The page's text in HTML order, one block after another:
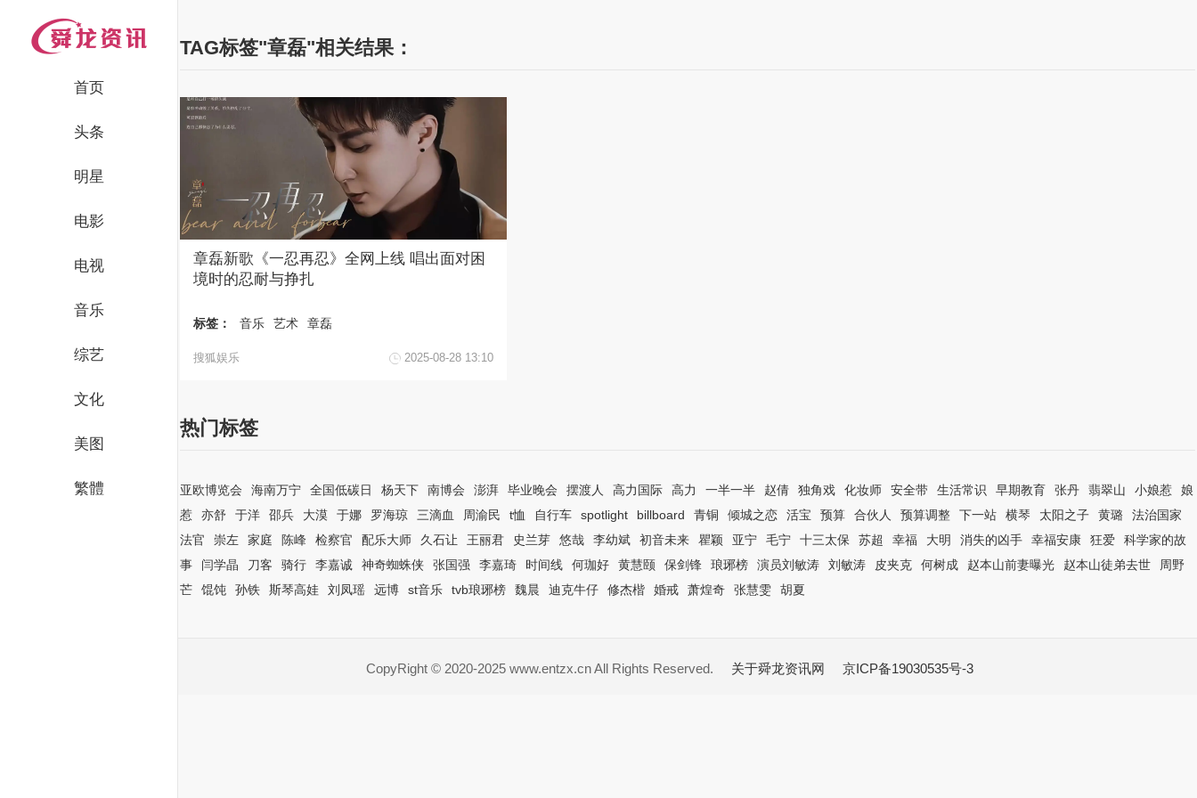
首页
头条
明星
电影
电视
音乐
综艺
文化
美图
繁體
TAG标签"章磊"相关结果：
章磊新歌《一忍再忍》全网上线 唱出面对困
境时的忍耐与挣扎
标签： 音乐 艺术 章磊
搜狐娱乐 2025-08-28 13:10
热门标签
亚欧博览会 海南万宁 全国低碳日 杨天下 南博会 澎湃 毕业晚会 摆渡人 高力国际 高力 一半一半 赵倩 独角戏 化妆师 安全带 生活常识 早期教育 张丹 翡翠山 小娘惹
娘
惹
亦舒 于洋 邵兵 大漠 于娜 罗海琼 三滴血 周渝民 t恤 自行车 spotlight billboard 青铜 倾城之恋 活宝 预算 合伙人 预算调整 下一站 横琴 太阳之子 黄璐
法治国家
法官
崇左 家庭 陈峰 检察官 配乐大师 久石让 王丽君 史兰芽 悠哉 李幼斌 初音未来 瞿颖 亚宁 毛宁 十三太保 苏超 幸福 大明 消失的凶手 幸福安康 狂爱
科学家的故
事
闫学晶 刀客 骑行 李嘉诚 神奇蜘蛛侠 张国强 李嘉琦 时间线 何珈好 黄慧颐 保剑锋 琅琊榜 演员刘敏涛 刘敏涛 皮夹克 何树成 赵本山前妻曝光 赵本山徒弟去世
周野
芒
馄饨 孙铁 斯琴高娃 刘凤瑶 远博 st音乐 tvb琅琊榜 魏晨 迪克牛仔 修杰楷 婚戒 萧煌奇 张慧雯 胡夏
CopyRight © 2020-2025 www.entzx.cn All Rights Reserved. 关于舜龙资讯网 京ICP备19030535号-3